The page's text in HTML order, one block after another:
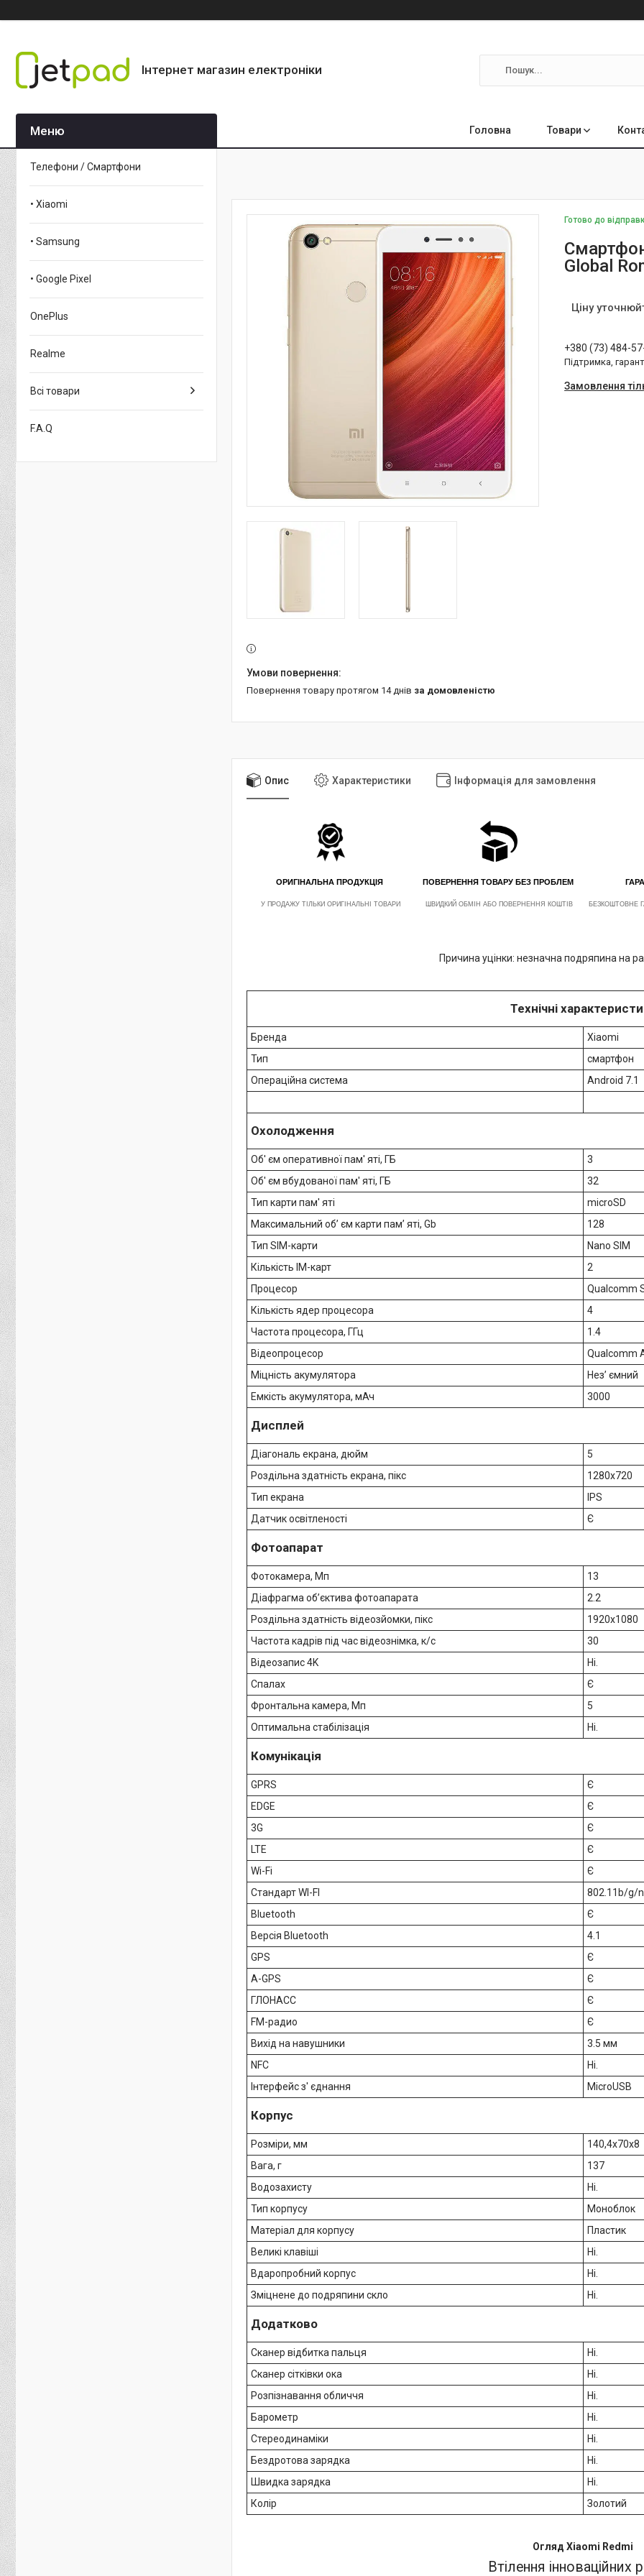
Інтернет магазин електроніки
Головна Товари
Готово до
Global
Ціну
+380 (73) 484-
Підтримка,
Замовлення
повернення товару протягом 14 днів за домовленістю
Опис Характеристики Інформація для замовлення
ОРИГІНАЛЬНА ПРОДУКЦІЯ ПОВЕРНЕННЯ ТОВАРУ БЕЗ ПРОБЛЕМ
У ПРОДАЖУ ТІЛЬКИ ОРИГІНАЛЬНІ ТОВАРИ ШВИДКИЙ ОБМІН АБО ПОВЕРНЕННЯ КОШТІВ БЕЗКОШТОВНЕ
Причина уцінки: незначна подряпина на
Технічні
Бренда
Xiaomi
Тип
смартфон
Операційна система
Android 7.1
Охолодження
Об' єм оперативної пам' яті, ГБ
3
Об' єм вбудованої пам' яті, ГБ
32
Тип карти пам' яті
microSD
Максимальний об’ єм карти пам’ яті, Gb
128
Тип SIM-карти
Nano SIM
Кількість IM-карт
2
Процесор
Qualcomm
Кількість ядер процесора
4
Частота процесора, ГГц
1.4
Відеопроцесор
Qualcomm
Міцність акумулятора
Нез’ ємний
Емкість акумулятора, мАч
3000
Дисплей
Діагональ екрана, дюйм
5
Роздільна здатність екрана, пікс
1280x720
Тип екрана
IPS
Датчик освітленості
Є
Фотоапарат
Фотокамера, Мп
13
Діафрагма об’єктива фотоапарата
2.2
Роздільна здатність відеозйомки, пікс
1920x1080
Частота кадрів під час відеознімка, к/с
30
Відеозапис 4K
Ні.
Спалах
Є
Фронтальна камера, Мп
5
Оптимальна стабілізація
Ні.
Комунікація
GPRS
Є
EDGE
Є
3G
Є
LTE
Є
Wi-Fi
Є
Стандарт WI-FI
802.11b/g/n
Bluetooth
Є
Версія Bluetooth
4.1
GPS
Є
A-GPS
Є
ГЛОНАСС
Є
FM-радио
Є
Вихід на навушники
3.5 мм
NFC
Ні.
Інтерфейс з' єднання
MicroUSB
Корпус
Розміри, мм
140,4x70x8
Вага, г
137
Водозахисту
Ні.
Тип корпусу
Моноблок
Матеріал для корпусу
Пластик
Великі клавіші
Ні.
Вдаропробний корпус
Ні.
Зміцнене до подряпини скло
Ні.
Додатково
Сканер відбитка пальця
Ні.
Сканер сітківки ока
Ні.
Розпізнавання обличчя
Ні.
Барометр
Ні.
Стереодинаміки
Ні.
Бездротова зарядка
Ні.
Швидка зарядка
Ні.
Колір
Золотий
Огляд Xiaomi Redmi
Втілення інноваційних
Телефони / Смартфони
• Xiaomi
• Samsung
• Google Pixel
OnePlus
Realme
Всі товари
F.A.Q